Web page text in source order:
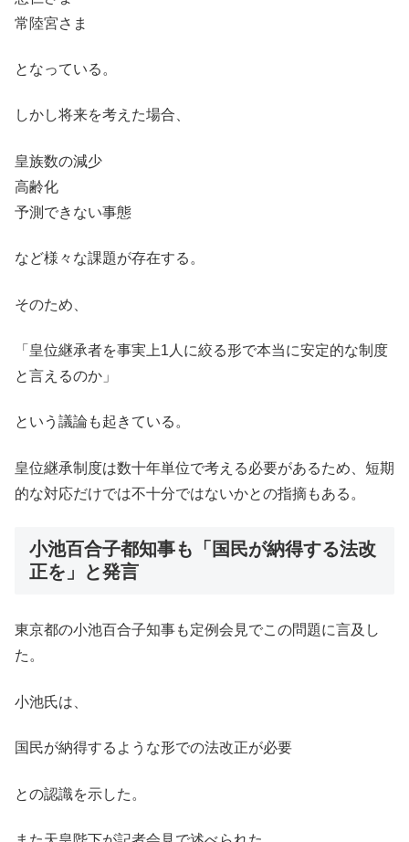
常陸宮さま
となっている。
しかし将来を考えた場合、
皇族数の減少
高齢化
予測できない事態
など様々な課題が存在する。
そのため、
「皇位継承者を事実上1人に絞る形で本当に安定的な制度
と言えるのか」
という議論も起きている。
皇位継承制度は数十年単位で考える必要があるため、短期
的な対応だけでは不十分ではないかとの指摘もある。
小池百合子都知事も「国民が納得する法改
正を」と発言
東京都の小池百合子知事も定例会見でこの問題に言及し
た。
小池氏は、
国民が納得するような形での法改正が必要
との認識を示した。